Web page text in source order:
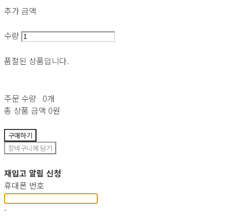
추가 금액
수량
품절된 상품입니다.
주문 수량 0개
총 상품 금액 0원
구매하기
장바구니에 담기
재입고 알림 신청
휴대폰 번호
-